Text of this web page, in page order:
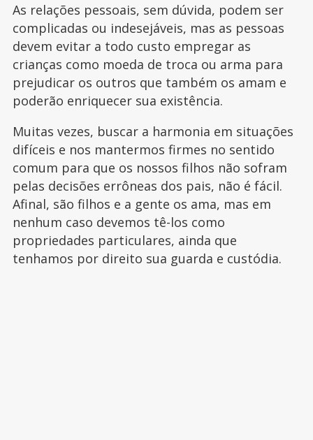
As relações pessoais, sem dúvida, podem ser
complicadas ou indesejáveis, mas as pessoas
devem evitar a todo custo empregar as
crianças como moeda de troca ou arma para
prejudicar os outros que também os amam e
poderão enriquecer sua existência.
Muitas vezes, buscar a harmonia em situações
difíceis e nos mantermos firmes no sentido
comum para que os nossos filhos não sofram
pelas decisões errôneas dos pais, não é fácil.
Afinal, são filhos e a gente os ama, mas em
nenhum caso devemos tê-los como
propriedades particulares, ainda que
tenhamos por direito sua guarda e custódia.